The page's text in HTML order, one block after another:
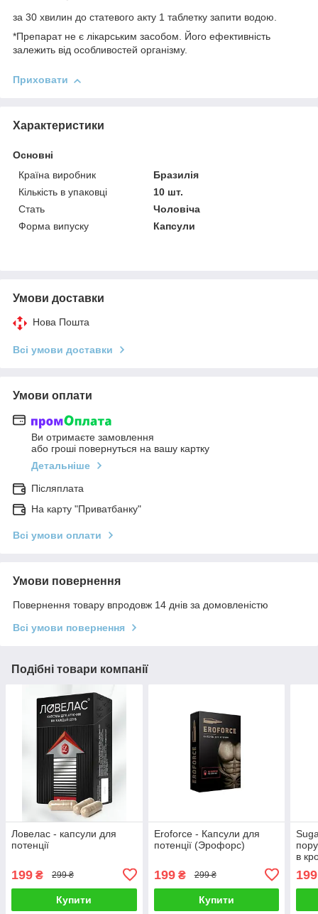
за 30 хвилин до статевого акту 1 таблетку запити водою.
*Препарат не є лікарським засобом. Його ефективність
залежить від особливостей організму.
Приховати
Характеристики
Основні
Країна виробник
Бразилія
Кількість в упаковці
10 шт.
Стать
Чоловіча
Форма випуску
Капсули
Умови доставки
Нова Пошта
Всі умови доставки
Умови оплати
Ви отримаєте замовлення
або гроші повернуться на вашу картку
Детальніше
Післяплата
На карту "Приватбанку"
Всі умови оплати
Умови повернення
Повернення товару впродовж 14 днів за домовленістю
Всі умови повернення
Подібні товари компанії
Ловелас - капсули для
потенції
199 ₴ 299 ₴
Купити
Eroforce - Капсули для
потенції (Эрофорс)
199₴ 299 ₴
Купити
в
199